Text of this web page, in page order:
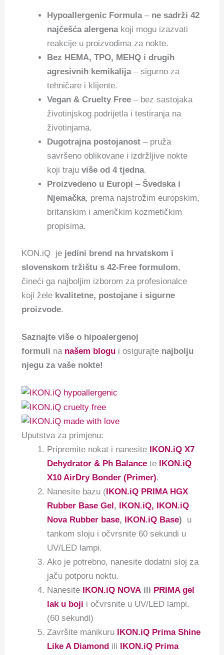
Hypoallergenic Formula– ne sadrži 42
najčešća alergenakoji mogu izazvati
reakcije u proizvodima za nokte.
Bez HEMA, TPO, MEHQ i drugih
agresivnih kemikalija– sigurno za
tehničare i klijente.
Vegan & Cruelty Free – bez sastojaka
životinjskog podrijetla i testiranja na
životinjama.
Dugotrajna postojanost – pruža
savršeno oblikovane i izdržljive nokte
koji trajuviše od 4 tjedna.
Proizvedeno u Europi –Švedska i
Njemačka, prema najstrožim europskim,
britanskim i američkim kozmetičkim
propisima.
KON.iQ je jedini brend na hrvatskom i
slovenskom tržištu s 42-Free formulom,
čineći ga najboljim izborom za profesionalce
koji žele kvalitetne, postojane i sigurne
proizvode.
Saznajte više o hipoalergenoj
formuli na našem blogu i osigurajte najbolju
njegu za vaše nokte!
Uputstva za primjenu:
Pripremite nokat i nanesite
IKON.iQ X7
Dehydrator & Ph Balance te
IKON.iQ
X10 AirDry Bonder (Primer).
Nanesite bazu ( IKON.iQ PRIMA HGX
Rubber Base Gel ,
IKON.iQ, IKON.iQ
Nova Rubber base, IKON.iQ Base)
u
tankom sloju i očvrsnite 60 sekundi u
UV/LED lampi.
Ako je potrebno, nanesite dodatni sloj za
jaču potporu noktu.
Nanesite
IKON.iQ NOVA ili PRIMA gel
lak u boji i očvrsnite u UV/LED lampi.
(60 sekundi)
Završite manikuru
IKON.iQ Prima Shine
Like A Diamond ili
IKON.iQ Prima